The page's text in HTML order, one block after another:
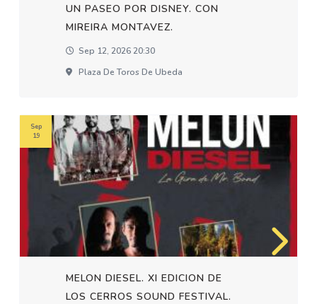
UN PASEO POR DISNEY. CON
MIREIRA MONTAVEZ.
Sep 12, 2026 20:30
Plaza De Toros De Ubeda
MELON DIESEL. XI EDICION DE
LOS CERROS SOUND FESTIVAL.
Sep
19